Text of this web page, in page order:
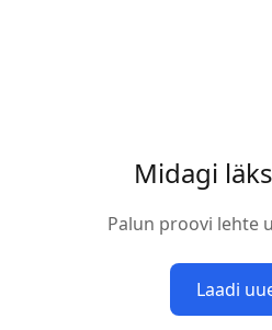
Midagi
Palun proovi lehte
Laadi